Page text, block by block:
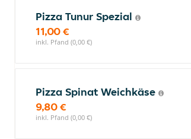
Pizza Tunur Spezial
11,00 €
inkl. Pfand (0,00 €)
Pizza Spinat Weichkäse
9,80 €
inkl. Pfand (0,00 €)